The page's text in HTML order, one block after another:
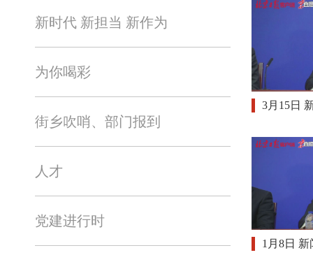
新时代 新担当 新作为
为你喝彩
街乡吹哨、部门报到
人才
党建进行时
3月15日
1月8日